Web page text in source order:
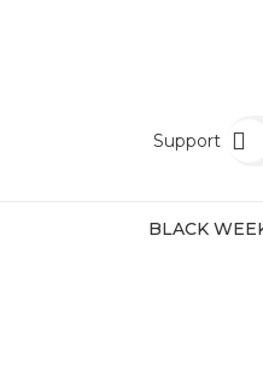
Support
BLACK